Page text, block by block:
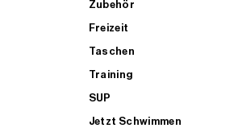
Zubehör
Freizeit
Taschen
Training
SUP
Jetzt Schwimmen